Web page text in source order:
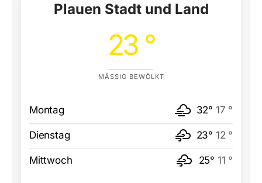
Plauen Stadt und Land
23 °
MÄSSIG BEWÖLKT
Montag 32° 17 °
Dienstag 23° 12 °
Mittwoch 25° 11 °